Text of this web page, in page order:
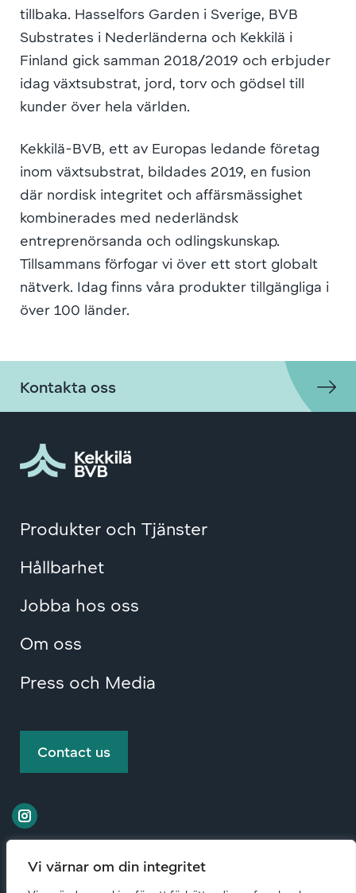
Vi värnar om din integritet
tillbaka. Hasselfors Garden i Sverige, BVB
Substrates i Nederländerna och Kekkilä i
Finland gick samman 2018/2019 och erbjuder
idag växtsubstrat, jord, torv och gödsel till
kunder över hela världen.
Kekkilä-BVB, ett av Europas ledande företag
inom växtsubstrat, bildades 2019, en fusion
där nordisk integritet och affärsmässighet
kombinerades med nederländsk
entreprenörsanda och odlingskunskap.
Tillsammans förfogar vi över ett stort globalt
nätverk. Idag finns våra produkter tillgängliga i
över 100 länder.
Kontakta oss
Produkter och Tjänster
Hållbarhet
Jobba hos oss
Om oss
Press och Media
Contact us